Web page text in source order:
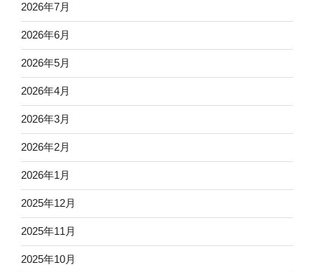
2026年7月
2026年6月
2026年5月
2026年4月
2026年3月
2026年2月
2026年1月
2025年12月
2025年11月
2025年10月